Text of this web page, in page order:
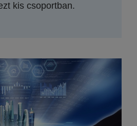
kis csoportban.